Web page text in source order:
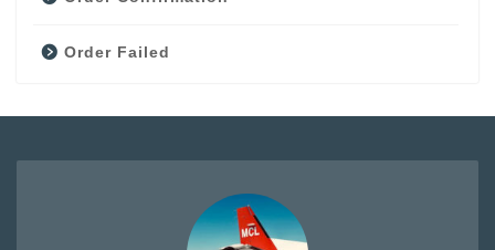
Order Failed